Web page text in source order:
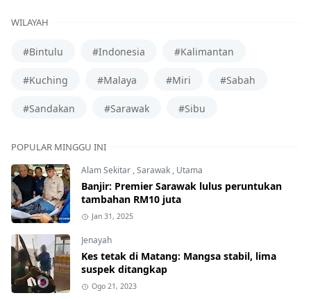
WILAYAH
#Bintulu #Indonesia #Kalimantan
#Kuching #Malaya #Miri #Sabah
#Sandakan #Sarawak #Sibu
POPULAR MINGGU INI
Alam Sekitar,Sarawak, Utama
Banjir: Premier Sarawak lulus peruntukan
tambahan RM10 juta
Jan 31, 2025
Jenayah
Kes tetak di Matang: Mangsa stabil, lima
suspek ditangkap
Ogo 21, 2023